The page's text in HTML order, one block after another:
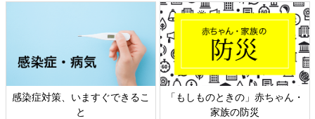
感染症対策、いますぐできるこ
と
「もしものときの」赤ちゃん・
家族の防災